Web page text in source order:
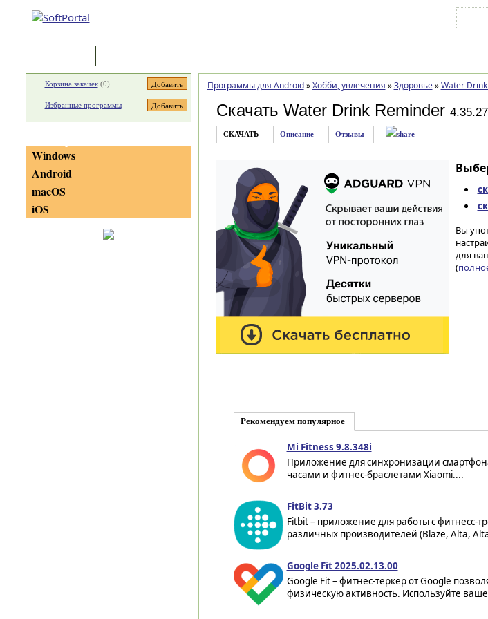
Программы для Android » Хобби, увлечения » Здоровье » Water
Скачать Water Drink Reminder
СКАЧАТЬ Описание Отзывы
Вы
для
(
Рекомендуем популярное
Mi Fitness 9.8.348i
Приложение для синхронизации
часами и фитнес-браслетами Xiaomi....
FitBit 3.73
Fitbit – приложение для работы с фитнесс-
различных производителей (Blaze, Alta,
Google Fit 2025.02.13.00
Google Fit – фитнес-теркер от Google
физическую активность. Используйте
Корзина закачек(0)
Избранные программы
Windows
Android
macOS
iOS